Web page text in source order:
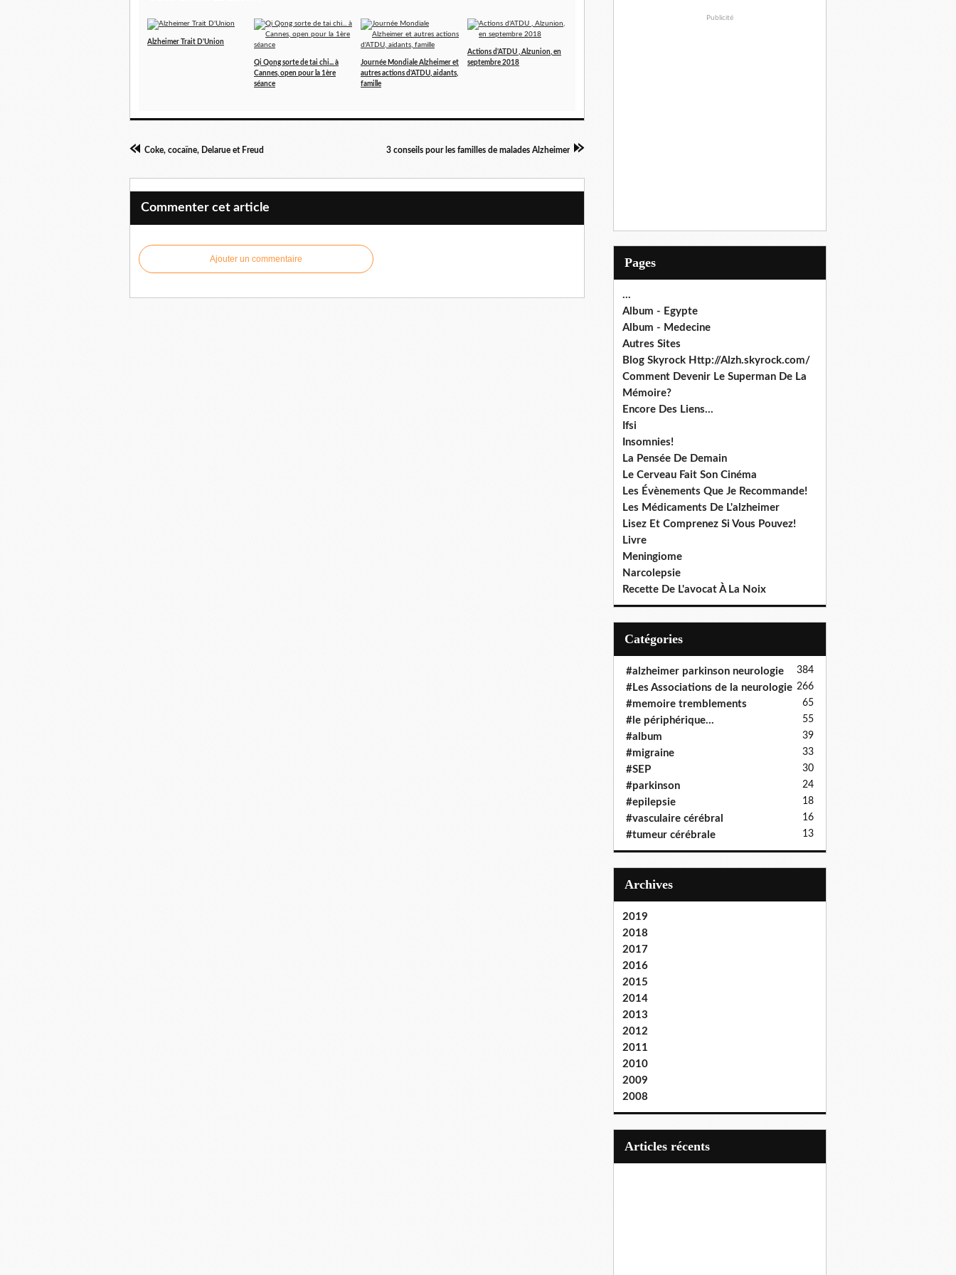
Alzheimer Trait D'Union
Qi Qong sorte de tai chi... à
Cannes, open pour la 1ère
séance
Journée Mondiale Alzheimer et
autres actions d'ATDU, aidants,
famille
Actions d'ATDU , Alzunion, en
septembre 2018
Coke, cocaïne, Delarue et Freud 3 conseils pour les familles de malades Alzheimer
Commenter cet article
Ajouter un commentaire
Publicité
Pages
...
Album - Egypte
Album - Medecine
Autres Sites
Blog Skyrock Http://Alzh.skyrock.com/
Comment Devenir Le Superman De La
Mémoire?
Encore Des Liens...
Ifsi
Insomnies!
La Pensée De Demain
Le Cerveau Fait Son Cinéma
Les Évènements Que Je Recommande!
Les Médicaments De L'alzheimer
Lisez Et Comprenez Si Vous Pouvez!
Livre
Meningiome
Narcolepsie
Recette De L'avocat À La Noix
Catégories
#alzheimer parkinson neurologie 384
#Les Associations de la neurologie 266
#memoire tremblements 65
#le périphérique... 55
#album 39
#migraine 33
#SEP 30
#parkinson 24
#epilepsie 18
#vasculaire cérébral 16
#tumeur cérébrale 13
Archives
2019
2018
2017
2016
2015
2014
2013
2012
2011
2010
2009
2008
articles récents